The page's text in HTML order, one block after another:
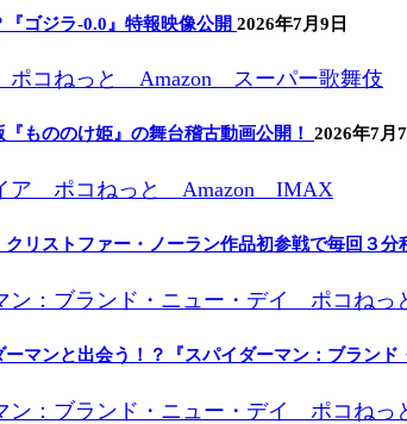
ゴジラ-0.0』特報映像公開 2026年7月9日
もののけ姫』の舞台稽古動画公開！ 2026年7月
クリストファー・ノーラン作品初参戦で毎回３
ーマンと出会う！？『スパイダーマン：ブラン